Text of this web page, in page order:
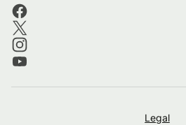
Legal